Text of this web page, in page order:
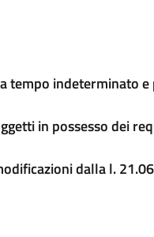
tempo indeterminato e
in possesso dei
dalla l.